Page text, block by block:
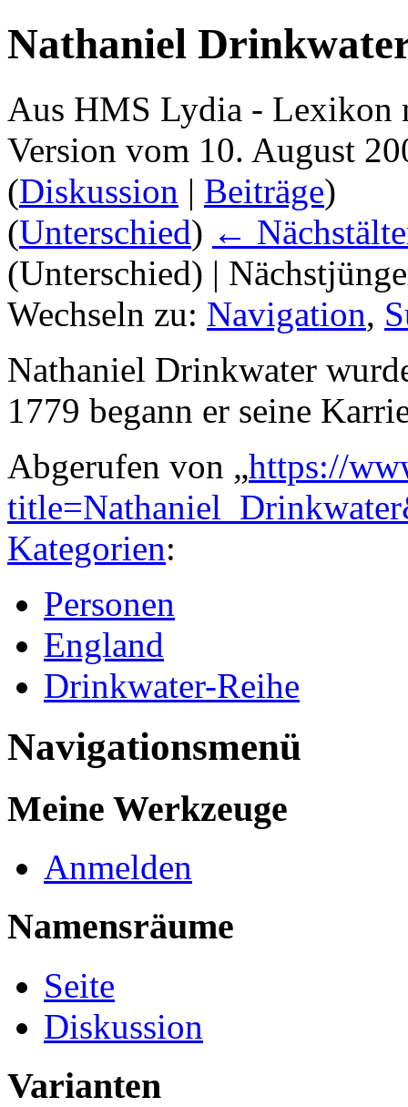
Nathaniel
Aus HMS Lydia - Lexikon
Version vom 10. August
(Diskussion | Beiträge)
(Unterschied) ←
(Unterschied) |
Wechseln zu: Navigation,
Nathaniel Drinkwater
1779 begann er seine
Abgerufen von „https://
Kategorien:
Personen
England
Drinkwater-Reihe
Navigationsmenü
Meine Werkzeuge
Anmelden
Namensräume
Seite
Diskussion
Varianten